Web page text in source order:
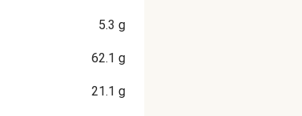
5.3 g
62.1 g
21.1 g